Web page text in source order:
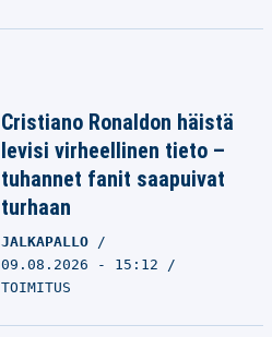
Cristiano Ronaldon häistä
levisi virheellinen tieto –
tuhannet fanit saapuivat
turhaan
JALKAPALLO
09.08.2026 - 15:12
TOIMITUS